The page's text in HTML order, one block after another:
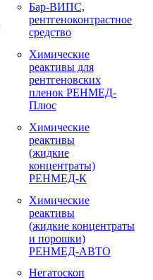
Бар-ВИПС,
рентгеноконтрастное
средство
Химические
реактивы для
рентгеновских
пленок РЕНМЕД-
Плюс
Химические
реактивы
(жидкие
концентраты)
РЕНМЕД-К
Химические
реактивы
(жидкие концентраты
и порошки)
РЕНМЕД-АВТО
Негатоскоп